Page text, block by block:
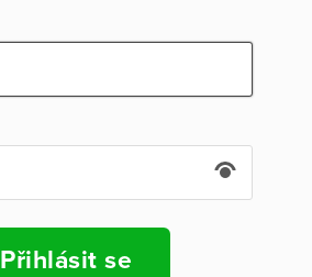
Přihlásit se